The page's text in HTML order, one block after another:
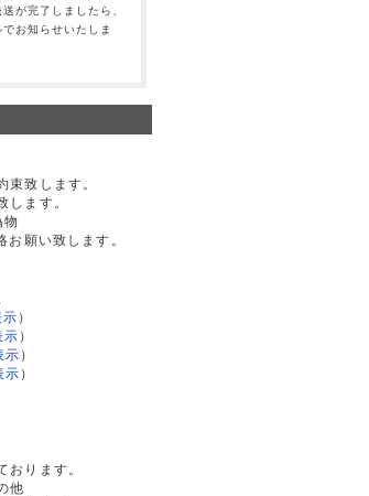
が完了しましたら、
でお知らせいたしま
束致します。
します。
お願い致します。
示 ）
示 ）
示 ）
示 ）
おります。
の他